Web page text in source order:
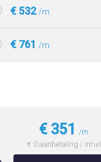
€ 532/m
€ 761 /m
€ 351
/m
€ 0 aanbetaling / inruil